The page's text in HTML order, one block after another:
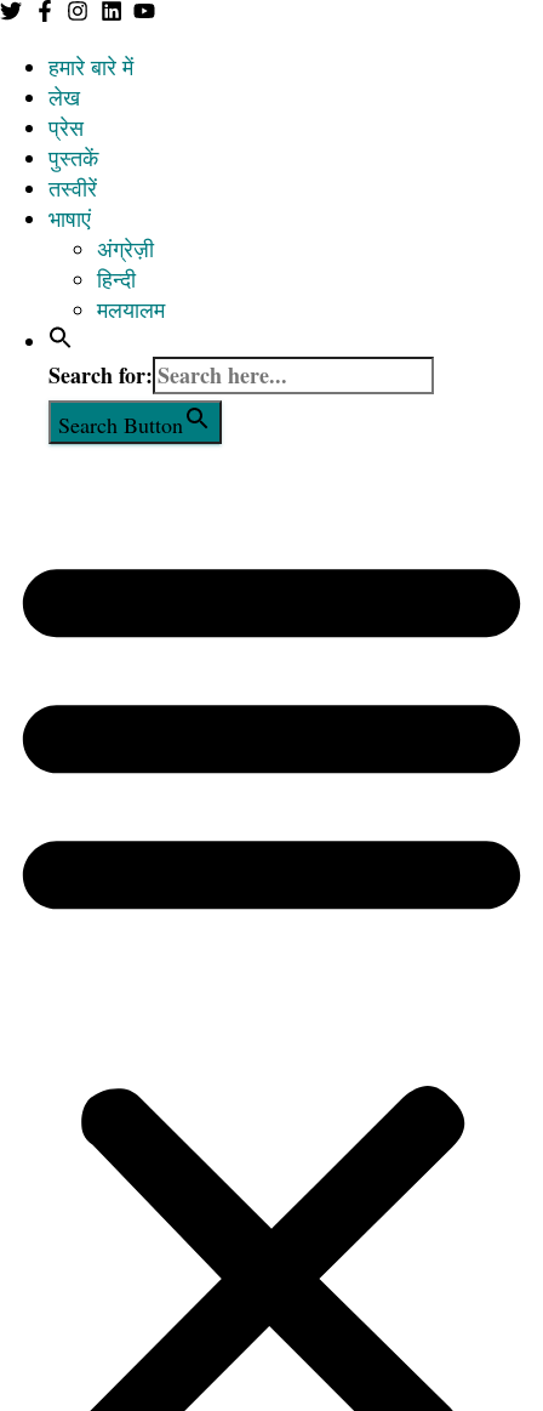
हमारे बारे में
लेख
प्रेस
पुस्तकें
तस्वीरें
भाषाएं
अंग्रेज़ी
हिन्दी
मलयालम
Search for:
Search Button